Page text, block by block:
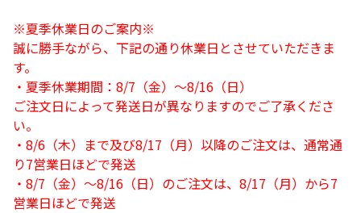
※夏季休業日のご案内※
誠に勝手ながら、下記の通り休業日とさせていただきま
す。
・夏季休業期間：8/7（金）～8/16（日）
ご注文日によって発送日が異なりますのでご了承くださ
い。
・8/6（木）まで及び8/17（月）以降のご注文は、通常通
り7営業日ほどで発送
・8/7（金）～8/16（日）のご注文は、8/17（月）から7
営業日ほどで発送